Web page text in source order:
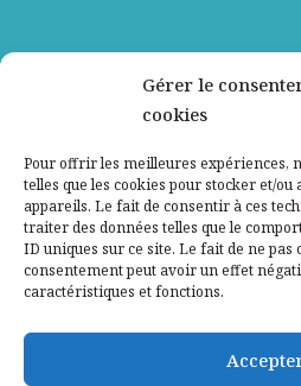
Gérer le
cookies
Pour offrir les meilleures expériences,
telles que les cookies pour stocker et/
appareils. Le fait de consentir à ces
traiter des données telles que le
ID uniques sur ce site. Le fait de ne
consentement peut avoir un effet
caractéristiques et fonctions.
Nos partenaires
Contactez-nous
Mentions légales